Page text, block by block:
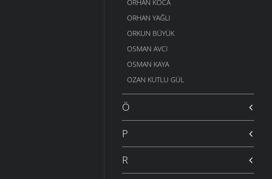
ORHAN KOCA
ORHAN YAĞLI
ORKUN BÜYÜK
OSMAN AVCI
OSMAN KAYA
OZAN KUTLU GÜL
Ö
P
R